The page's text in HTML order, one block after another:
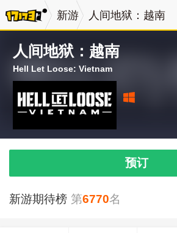
新游 人间地狱：越南
人间地狱：越南
Hell Let Loose: Vietnam
预订
新游期待榜 第6770名